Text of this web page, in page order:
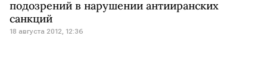
подозрений в нарушении антииранских
санкций
18 августа 2012, 12:36